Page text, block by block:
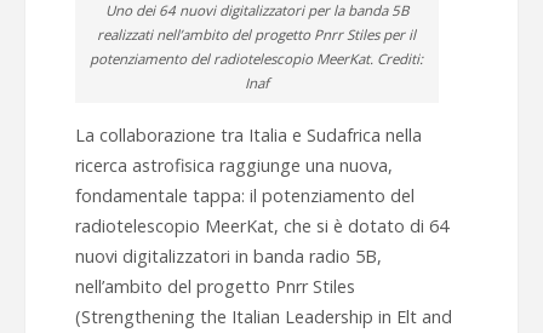
Uno dei 64 nuovi digitalizzatori per la banda 5B
realizzati nell’ambito del progetto Pnrr Stiles per il
potenziamento del radiotelescopio MeerKat. Crediti:
Inaf
La collaborazione tra Italia e Sudafrica nella
ricerca astrofisica raggiunge una nuova,
fondamentale tappa: il potenziamento del
radiotelescopio MeerKat, che si è dotato di 64
nuovi digitalizzatori in banda radio 5B,
nell’ambito del progetto Pnrr Stiles
(Strengthening the Italian Leadership in Elt and